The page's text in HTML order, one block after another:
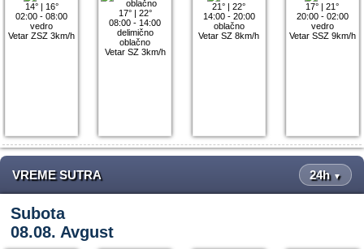
14°| 16°
02:00 - 08:00
vedro
Vetar ZSZ 3km/h
17°| 22°
08:00 - 14:00
delimično
oblačno
Vetar SZ 3km/h
21° |22°
14:00 - 20:00
oblačno
Vetar SZ 8km/h
17° |21°
20:00 - 02:00
vedro
Vetar SSZ 9km/h
VREME SUTRA 24h ▼
Subota
08.08. Avgust